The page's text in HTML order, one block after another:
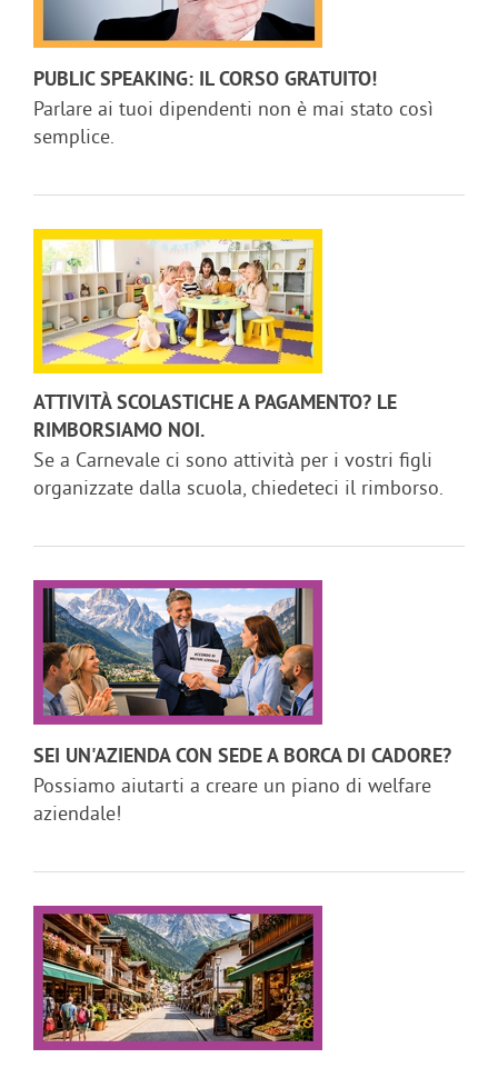
PUBLIC SPEAKING: IL CORSO GRATUITO!
Parlare ai tuoi dipendenti non è mai stato così
semplice.
ATTIVITÀ SCOLASTICHE A PAGAMENTO? LE
RIMBORSIAMO NOI.
Se a Carnevale ci sono attività per i vostri figli
organizzate dalla scuola, chiedeteci il rimborso.
SEI UN'AZIENDA CON SEDE A BORCA DI CADORE?
Possiamo aiutarti a creare un piano di welfare
aziendale!